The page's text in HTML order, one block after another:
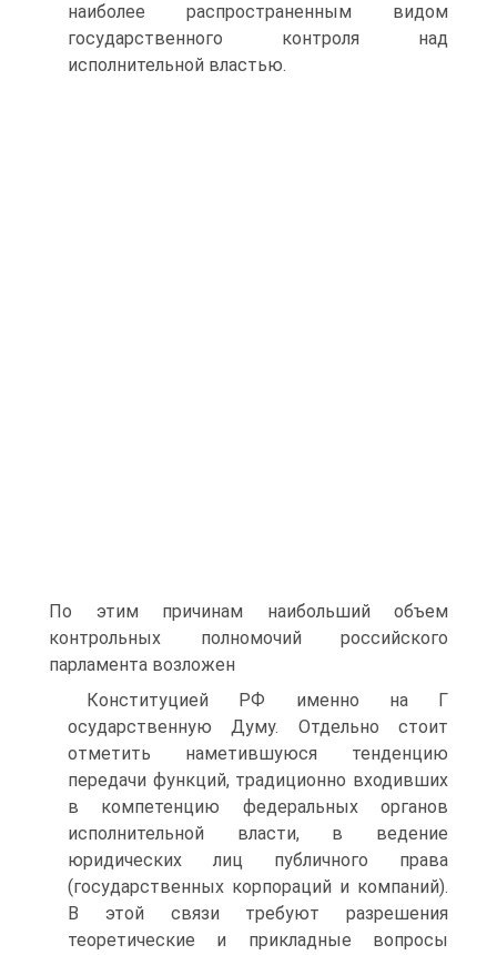
наиболее распространенным видом
государственного контроля над
исполнительной властью.
По этим причинам наибольший объем
контрольных полномочий российского
парламента возложен
Конституцией РФ именно на Г
осударственную Думу. Отдельно стоит
отметить наметившуюся тенденцию
передачи функций, традиционно входивших
в компетенцию федеральных органов
исполнительной власти, в ведение
юридических лиц публичного права
(государственных корпораций и компаний).
В этой связи требуют разрешения
теоретические и прикладные вопросы